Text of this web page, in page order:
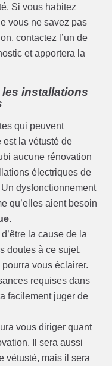
Si vous habitez
vous ne savez pas
contactez l’un de
et apportera la
installations
qui peuvent
est la vétusté de
aucune rénovation
électriques de
dysfonctionnement
qu’elles aient besoin
.
la cause de la
doutes à ce sujet,
vous éclairer.
requises dans
facilement juger de
vous diriger quant
Il sera aussi
vétusté, mais il sera